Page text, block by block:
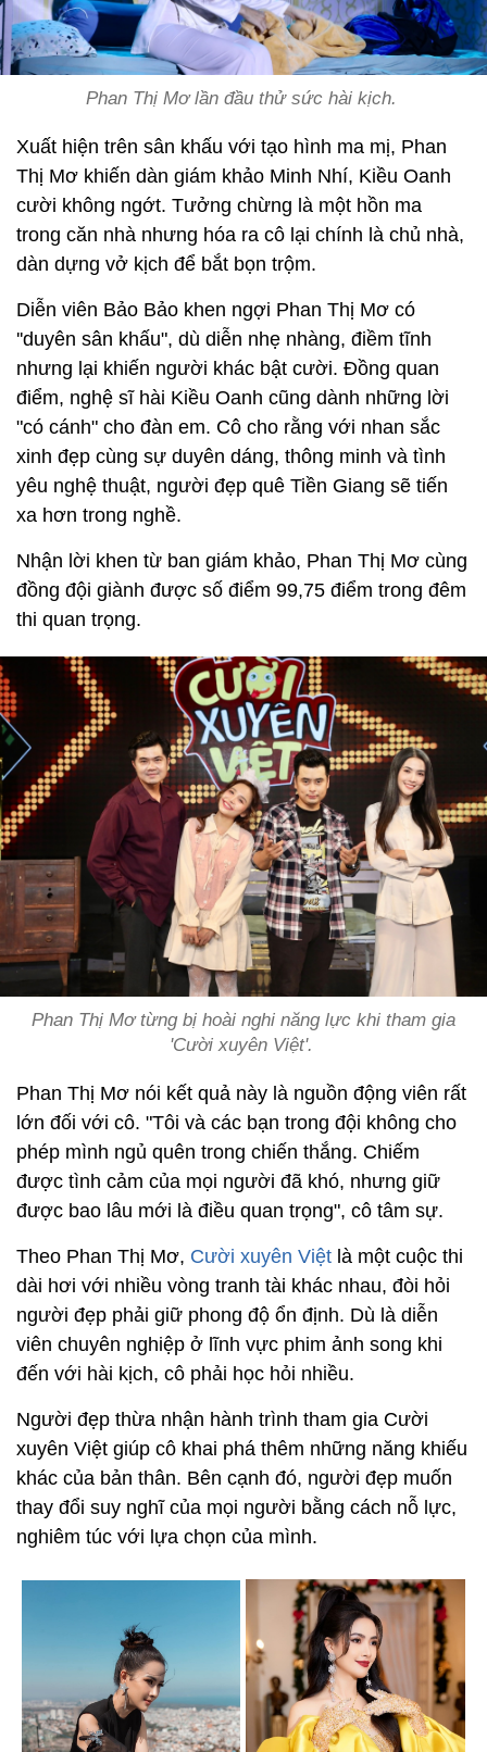
Phan Thị Mơ lần đầu thử sức hài kịch.
Xuất hiện trên sân khấu với tạo hình ma mị, Phan
Thị Mơ khiến dàn giám khảo Minh Nhí, Kiều Oanh
cười không ngớt. Tưởng chừng là một hồn ma
trong căn nhà nhưng hóa ra cô lại chính là chủ nhà,
dàn dựng vở kịch để bắt bọn trộm.
Diễn viên Bảo Bảo khen ngợi Phan Thị Mơ có
''duyên sân khấu", dù diễn nhẹ nhàng, điềm tĩnh
nhưng lại khiến người khác bật cười. Đồng quan
điểm, nghệ sĩ hài Kiều Oanh cũng dành những lời
"có cánh" cho đàn em. Cô cho rằng với nhan sắc
xinh đẹp cùng sự duyên dáng, thông minh và tình
yêu nghệ thuật, người đẹp quê Tiền Giang sẽ tiến
xa hơn trong nghề.
Nhận lời khen từ ban giám khảo, Phan Thị Mơ cùng
đồng đội giành được số điểm 99,75 điểm trong đêm
thi quan trọng.
Phan Thị Mơ từng bị hoài nghi năng lực khi tham gia
'Cười xuyên Việt'.
Phan Thị Mơ nói kết quả này là nguồn động viên rất
lớn đối với cô. "Tôi và các bạn trong đội không cho
phép mình ngủ quên trong chiến thắng. Chiếm
được tình cảm của mọi người đã khó, nhưng giữ
được bao lâu mới là điều quan trọng", cô tâm sự.
Theo Phan Thị Mơ, Cười xuyên Việt là một cuộc thi
dài hơi với nhiều vòng tranh tài khác nhau, đòi hỏi
người đẹp phải giữ phong độ ổn định. Dù là diễn
viên chuyên nghiệp ở lĩnh vực phim ảnh song khi
đến với hài kịch, cô phải học hỏi nhiều.
Người đẹp thừa nhận hành trình tham gia Cười
xuyên Việt giúp cô khai phá thêm những năng khiếu
khác của bản thân. Bên cạnh đó, người đẹp muốn
thay đổi suy nghĩ của mọi người bằng cách nỗ lực,
nghiêm túc với lựa chọn của mình.